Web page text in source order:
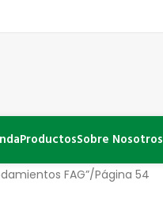
ProductosSobre Nosotros
FAG” Página 54